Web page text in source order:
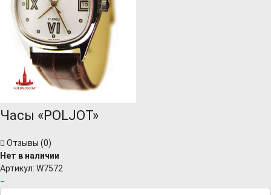
Часы «POLJOT»
Отзывы (0)
Нет в наличии
Артикул: W7572
−